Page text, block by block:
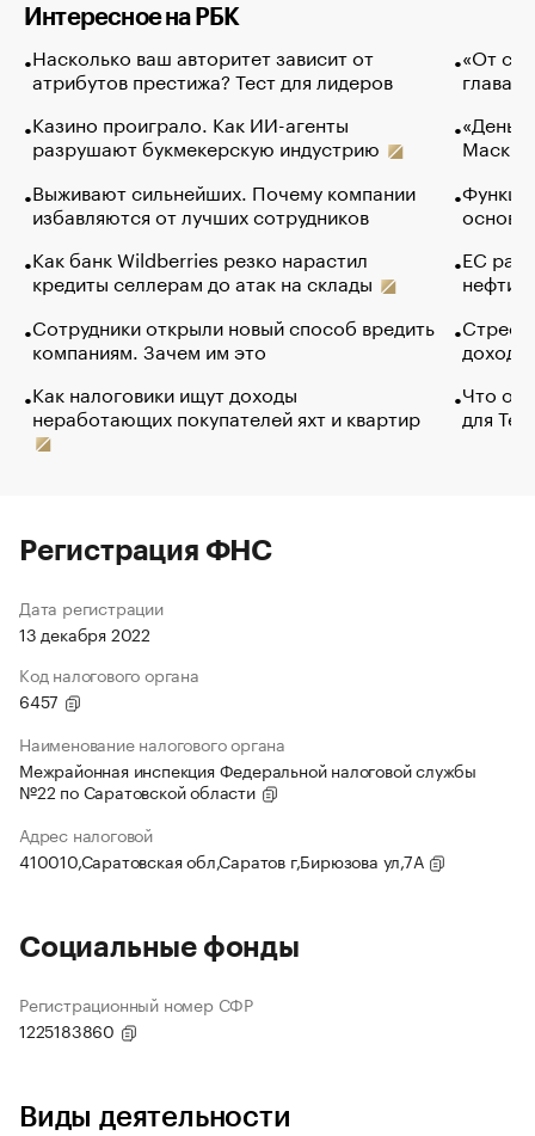
Интересное на РБК
Насколько ваш авторитет зависит от
атрибутов престижа? Тест для лидеров
Казино проиграло. Как ИИ-агенты
разрушают букмекерскую индустрию
Выживают сильнейших. Почему компании
избавляются от лучших сотрудников
Как банк Wildberries резко нарастил
кредиты селлерам до атак на склады
Сотрудники открыли новый способ вредить
компаниям. Зачем им это
Как налоговики ищут доходы
неработающих покупателей яхт и квартир
«От
глава
Маск в
основ
ЕС
нефти
Что
для
Регистрация ФНС
Дата регистрации
13 декабря 2022
Код налогового органа
6457
Наименование налогового органа
Межрайонная инспекция Федеральной налоговой службы
№22 по Саратовской области
Адрес налоговой
410010,Саратовская обл,Саратов г,Бирюзова ул,7А
Социальные фонды
Регистрационный номер СФР
1225183860
Виды деятельности